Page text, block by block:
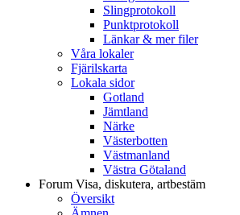
Slingprotokoll
Punktprotokoll
Länkar & mer filer
Våra lokaler
Fjärilskarta
Lokala sidor
Gotland
Jämtland
Närke
Västerbotten
Västmanland
Västra Götaland
Forum Visa, diskutera, artbestäm
Översikt